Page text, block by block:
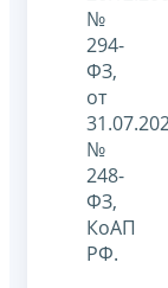
№
294-
ФЗ,
от
№
248-
ФЗ,
КоАП
РФ.